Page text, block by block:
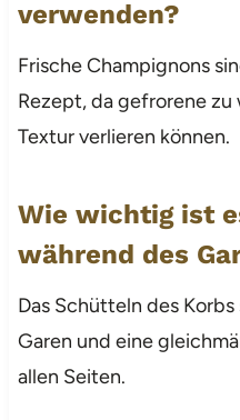
verwenden?
Frische Champignons
Rezept, da gefrorene
Textur verlieren können.
Wie wichtig ist
während des
Das Schütteln des
Garen und eine
allen Seiten.